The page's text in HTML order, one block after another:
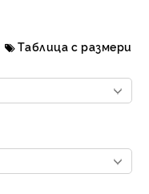
Таблица с размери